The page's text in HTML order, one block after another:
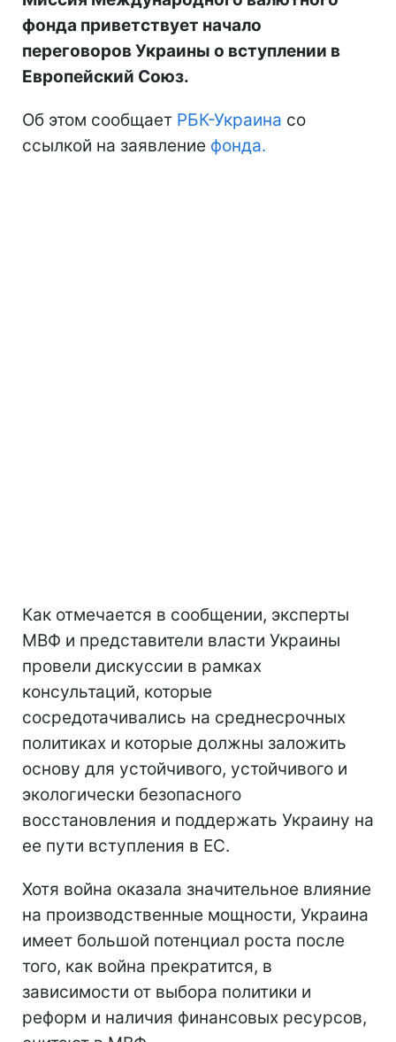
фонда приветствует начало
переговоров Украины о вступлении в
Европейский Союз.
Об этом сообщает РБК-Украина со
ссылкой на заявление фонда.
Как отмечается в сообщении, эксперты
МВФ и представители власти Украины
провели дискуссии в рамках
консультаций, которые
сосредотачивались на среднесрочных
политиках и которые должны заложить
основу для устойчивого, устойчивого и
экологически безопасного
восстановления и поддержать Украину на
ее пути вступления в ЕС.
Хотя война оказала значительное влияние
на производственные мощности, Украина
имеет большой потенциал роста после
того, как война прекратится, в
зависимости от выбора политики и
реформ и наличия финансовых ресурсов,